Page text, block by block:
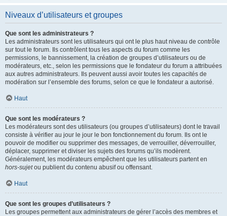
Niveaux d’utilisateurs et groupes
Que sont les administrateurs ?
Les administrateurs sont les utilisateurs qui ont le plus haut niveau de contrôle
sur tout le forum. Ils contrôlent tous les aspects du forum comme les
permissions, le bannissement, la création de groupes d’utilisateurs ou de
modérateurs, etc., selon les permissions que le fondateur du forum a attribuées
aux autres administrateurs. Ils peuvent aussi avoir toutes les capacités de
modération sur l’ensemble des forums, selon ce que le fondateur a autorisé.
Haut
Que sont les modérateurs ?
Les modérateurs sont des utilisateurs (ou groupes d’utilisateurs) dont le travail
consiste à vérifier au jour le jour le bon fonctionnement du forum. Ils ont le
pouvoir de modifier ou supprimer des messages, de verrouiller, déverrouiller,
déplacer, supprimer et diviser les sujets des forums qu’ils modèrent.
Généralement, les modérateurs empêchent que les utilisateurs partent en
hors-sujetou publient du contenu abusif ou offensant.
Haut
Que sont les groupes d’utilisateurs ?
Les groupes permettent aux administrateurs de gérer l’accès des membres et